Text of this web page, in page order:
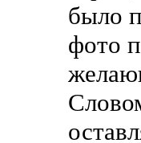
было
фото